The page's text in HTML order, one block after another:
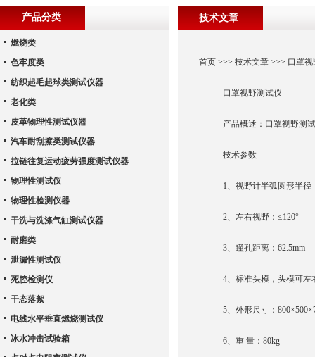
技术文章
首页>>> 技术文章>>> 口罩视
口罩视野测试仪
产品概述：口罩视野测试
技术参数
1、视野计半弧圆形半径
2、左右视野：≤120°
3、瞳孔距离：62.5mm
4、标准头模，头模可左
5、外形尺寸：
6、重 量：80kg
产品分类
燃烧类
色牢度类
纺织起毛起球类测试仪器
老化类
皮革物理性测试仪器
汽车耐刮擦类测试仪器
拉链往复运动疲劳强度测试仪器
物理性测试仪
物理性检测仪器
干洗与洗涤气缸测试仪器
耐磨类
泄漏性测试仪
死腔检测仪
干态落絮
电线水平垂直燃烧测试仪
冰水冲击试验箱